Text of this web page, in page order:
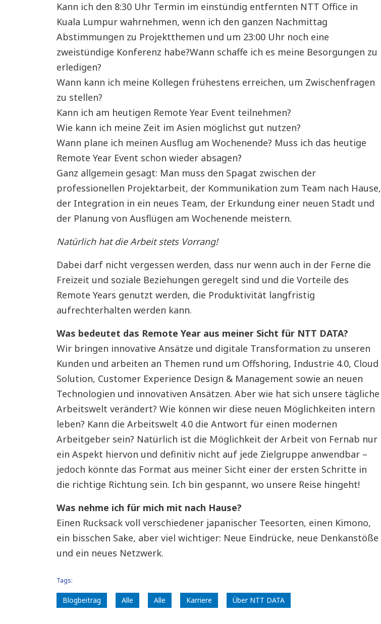
Kann ich den 8:30 Uhr Termin im einstündig entfernten NTT Office in
Kuala Lumpur wahrnehmen, wenn ich den ganzen Nachmittag
Abstimmungen zu Projektthemen und um 23:00 Uhr noch eine
zweistündige Konferenz habe?Wann schaffe ich es meine Besorgungen zu
erledigen?
Wann kann ich meine Kollegen frühestens erreichen, um Zwischenfragen
zu stellen?
Kann ich am heutigen Remote Year Event teilnehmen?
Wie kann ich meine Zeit im Asien möglichst gut nutzen?
Wann plane ich meinen Ausflug am Wochenende? Muss ich das heutige
Remote Year Event schon wieder absagen?
Ganz allgemein gesagt: Man muss den Spagat zwischen der
professionellen Projektarbeit, der Kommunikation zum Team nach Hause,
der Integration in ein neues Team, der Erkundung einer neuen Stadt und
der Planung von Ausflügen am Wochenende meistern.
Natürlich hat die Arbeit stets Vorrang!
Dabei darf nicht vergessen werden, dass nur wenn auch in der Ferne die
Freizeit und soziale Beziehungen geregelt sind und die Vorteile des
Remote Years genutzt werden, die Produktivität langfristig
aufrechterhalten werden kann.
Was bedeutet das Remote Year aus meiner Sicht für NTT DATA?
Wir bringen innovative Ansätze und digitale Transformation zu unseren
Kunden und arbeiten an Themen rund um Offshoring, Industrie 4.0, Cloud
Solution, Customer Experience Design & Management sowie an neuen
Technologien und innovativen Ansätzen. Aber wie hat sich unsere tägliche
Arbeitswelt verändert? Wie können wir diese neuen Möglichkeiten intern
leben? Kann die Arbeitswelt 4.0 die Antwort für einen modernen
Arbeitgeber sein? Natürlich ist die Möglichkeit der Arbeit von Fernab nur
ein Aspekt hiervon und definitiv nicht auf jede Zielgruppe anwendbar –
jedoch könnte das Format aus meiner Sicht einer der ersten Schritte in
die richtige Richtung sein. Ich bin gespannt, wo unsere Reise hingeht!
Was nehme ich für mich mit nach Hause?
Einen Rucksack voll verschiedener japanischer Teesorten, einen Kimono,
ein bisschen Sake, aber viel wichtiger: Neue Eindrücke, neue Denkanstöße
und ein neues Netzwerk.
Tags:
Blogbeitrag Alle Alle Karriere Über NTT DATA